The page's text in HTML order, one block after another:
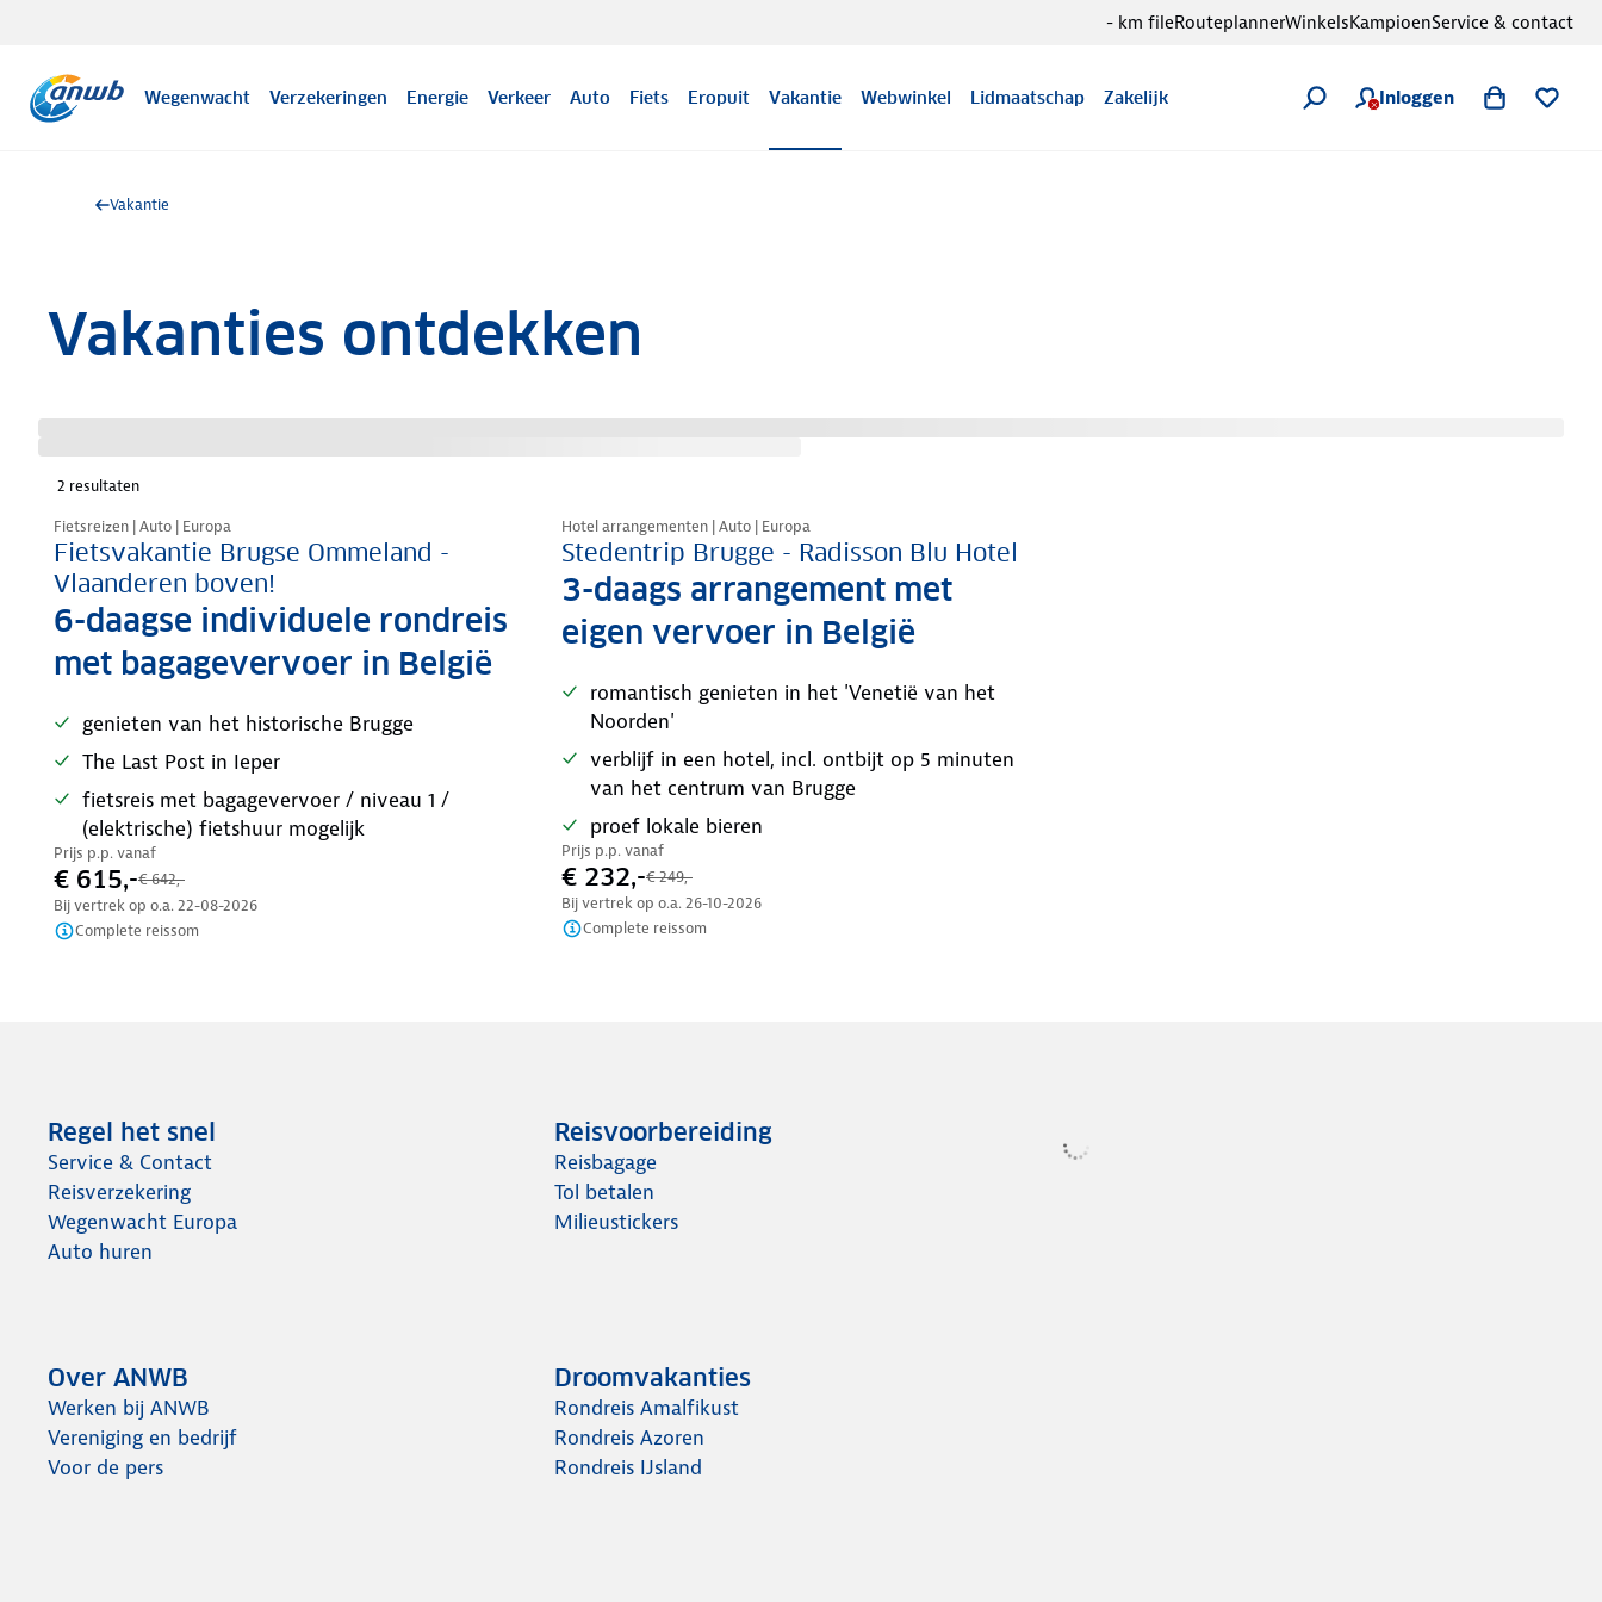
Wegenwacht Verzekeringen Energie Verkeer Auto Fiets Eropuit Vakantie Webwinkel Lidmaatschap Zakelijk Inloggen
- km fileRouteplannerWinkelsKampioenService & contact
Vakantie
Vakanties ontdekken
2 resultaten
Nazomer korting
Fietsreizen | Auto | Europa
Fietsvakantie Brugse Ommeland -
Vlaanderen boven!
6-daagse individuele rondreis
met bagagevervoer in België
genieten van het historische Brugge
The Last Post in Ieper
fietsreis met bagagevervoer / niveau 1 /
(elektrische) fietshuur mogelijk
Prijs p.p. vanaf
€ 615,-€ 642,-
Bij vertrek op o.a. 22-08-2026
Complete reissom
Hotel arrangementen | Auto | Europa
Stedentrip Brugge - Radisson Blu Hotel
3-daags arrangement met
eigen vervoer in België
romantisch genieten in het 'Venetië van het
Noorden'
verblijf in een hotel, incl. ontbijt op 5 minuten
van het centrum van Brugge
proef lokale bieren
Prijs p.p. vanaf
€ 232,-€ 249,-
Bij vertrek op o.a. 26-10-2026
Complete reissom
Regel het snel
Service & Contact
Reisverzekering
Wegenwacht Europa
Auto huren
Reisvoorbereiding
Reisbagage
Tol betalen
Milieustickers
Over ANWB
Werken bij ANWB
Vereniging en bedrijf
Voor de pers
Droomvakanties
Rondreis Amalfikust
Rondreis Azoren
Rondreis IJsland